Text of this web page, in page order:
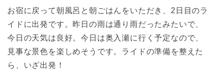
お宿に戻って朝風呂と朝ごはんをいただき、2日目のラ
イドに出発です。昨日の雨は通り雨だったみたいで、
今日の天気は良好。今日は奥入瀬に行く予定なので、
見事な景色を楽しめそうです。ライドの準備を整えた
ら、いざ出発！